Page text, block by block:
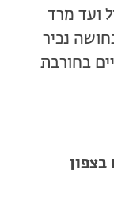
ועד מרד
נכיר
בחורבת
בצפון